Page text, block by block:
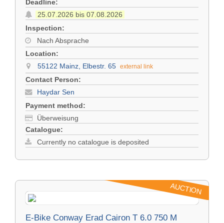
Deadline:
25.07.2026 bis 07.08.2026
Inspection:
Nach Absprache
Location:
55122 Mainz, Elbestr. 65
external link
Contact Person:
Haydar Sen
Payment method:
Überweisung
Catalogue:
Currently no catalogue is deposited
AUCTION
E-Bike Conway Erad Cairon T 6.0 750 M